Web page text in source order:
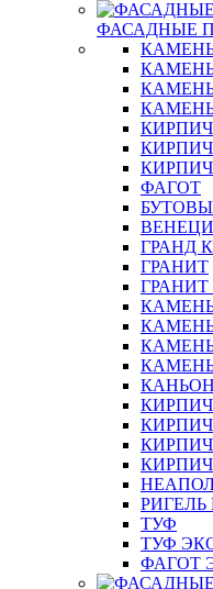
ФАСАДНЫЕ
КИРПИЧ
ФАГОТ
ГРАНД
ГРАНИТ
ГРАНИТ
КАНЬОН
ТУФ
ТУФ
ФАГОТ